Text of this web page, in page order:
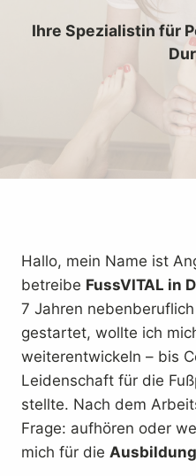
Ihre Spezialistin für
Hallo, mein Name ist
betreibe FussVITAL in
7 Jahren
gestartet, wollte ich
weiterentwickeln – bis
Leidenschaft für die
stellte. Nach dem
Frage: aufhören oder
mich für die